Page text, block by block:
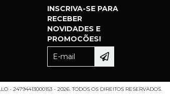
INSCRIVA-SE PARA
RECEBER
NOVIDADES E
PROMOCÕES!
- 24794413000153 - 2026. TODOS OS DIREITOS RESERVADOS.